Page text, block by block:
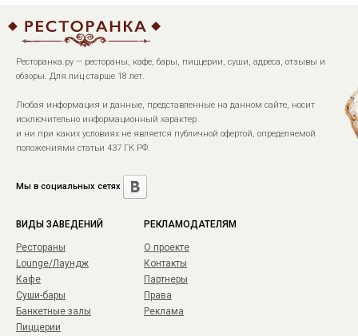
Ресторанка.ру — рестораны, кафе, бары, пиццерии, суши, адреса, отзывы и
обзоры. Для лиц старше 18 лет.
Любая информация и данные, представленные на данном сайте, носит
исключительно информационный характер
и ни при каких условиях не является публичной офертой, определяемой
положениями статьи 437 ГК РФ.
Мы в социальных сетях
ВИДЫ ЗАВЕДЕНИЙ
Рестораны
Lounge/Лаундж
Кафе
Суши-бары
Банкетные залы
Пиццерии
РЕКЛАМОДАТЕЛЯМ
О проекте
Контакты
Партнеры
Права
Реклама